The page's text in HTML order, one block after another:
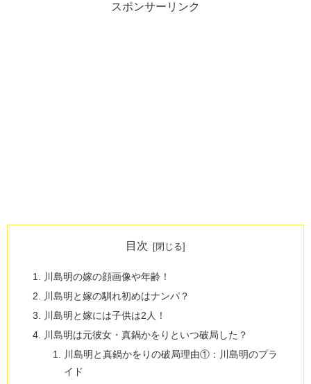
スポンサーリンク
目次
川島明の嫁の顔画像や年齢！
川島明と嫁の馴れ初めはナンパ？
川島明と嫁には子供は2人！
川島明は元彼女・真鍋かをりといつ破局した？
川島明と真鍋かをりの破局理由①：川島明のプラ
イド